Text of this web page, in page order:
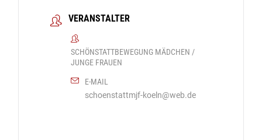
VERANSTALTER
SCHÖNSTATTBEWEGUNG MÄDCHEN /
JUNGE FRAUEN
E-MAIL
schoenstattmjf-koeln@web.de